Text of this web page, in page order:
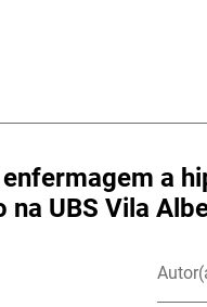
a
na UBS Vila